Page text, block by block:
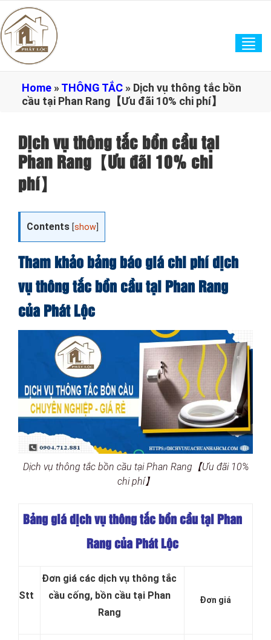
Home »THÔNG TẮC » Dịch vụ thông tắc bồn
cầu tại Phan Rang【Ưu đãi 10% chi phí】
Dịch vụ thông tắc bồn cầu tại
Phan Rang【Ưu đãi 10% chi
phí】
Contents [show
Tham khảo bảng báo giá chi phí dịch
vụ thông tắc bồn cầu tại Phan Rang
của Phát Lộc
Dịch vụ thông tắc bồn cầu tại Phan Rang【Ưu đãi 10%
chi phí】
Bảng giá dịch vụ thông tắc bồn cầu tại Phan
Rang của Phát Lộc
Stt
Đơn giá các dịch vụ thông tắc
cầu cống, bồn cầu tại Phan
Rang
Đơn giá